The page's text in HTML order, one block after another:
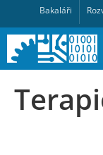
Bakaláři